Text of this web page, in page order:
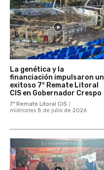
La genética y la
financiación impulsaron un
exitoso 7° Remate Litoral
CIS en Gobernador Crespo
7° Remate Litoral CIS
miércoles 8 de julio de 2026